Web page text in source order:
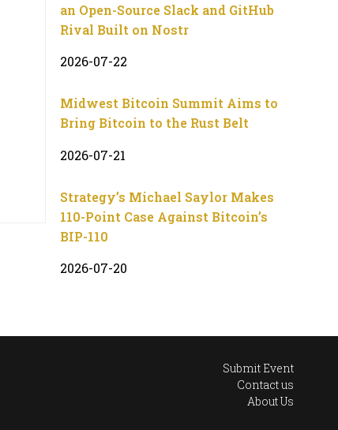
an Open-Source Slack and GitHub
Rival Built on Nostr
2026-07-22
Midwest Bitcoin Summit Aims to
Bring Bitcoin to the Rust Belt
2026-07-21
Strategy’s Michael Saylor Makes
110-Point Case Against Bitcoin’s
BIP-110
2026-07-20
Submit Event
Contact us
About Us